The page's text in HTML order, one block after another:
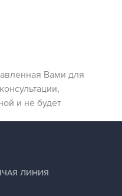
Вами для
и не будет
ЛИНИЯ